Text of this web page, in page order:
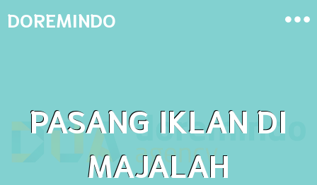
DOREMINDO
PASANG IKLAN DI
MAJALAH